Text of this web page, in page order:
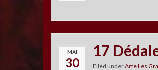
MAI
30
17
Filed underArte Les